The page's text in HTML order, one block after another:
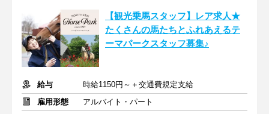
【観光乗馬スタッフ】レア求人★
たくさんの馬たちとふれあえるテ
ーマパークスタッフ募集♪
給与
時給1150円～＋交通費規定支給
雇用形態
アルバイト・パート